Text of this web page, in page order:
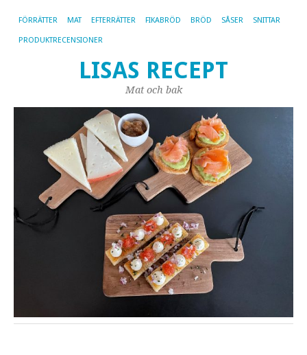
FÖRRÄTTER MAT EFTERRÄTTER FIKABRÖD BRÖD SÅSER SNITTAR
PRODUKTRECENSIONER
LISAS RECEPT
Mat och bak